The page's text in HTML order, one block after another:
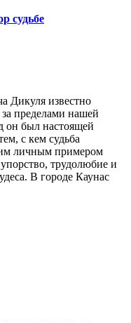
судьбе
Дикуля известно
пределами нашей
он был настоящей
с кем судьба
личным примером
трудолюбие и
В городе Каунас